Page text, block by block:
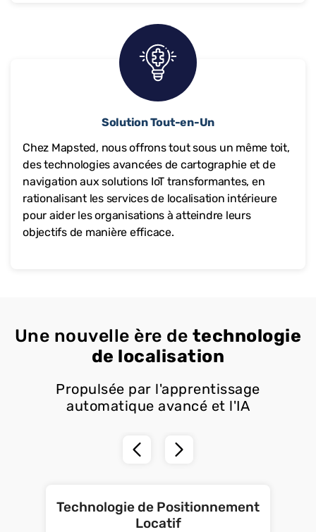
Solution Tout-en-Un
Chez Mapsted, nous offrons tout sous un même toit,
des technologies avancées de cartographie et de
navigation aux solutions IoT transformantes, en
rationalisant les services de localisation intérieure
pour aider les organisations à atteindre leurs
objectifs de manière efficace.
Une nouvelle ère de technologie
de localisation
Propulsée par l'apprentissage
automatique avancé et l'IA
Technologie de Positionnement
Locatif